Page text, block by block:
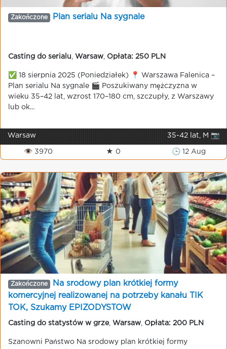
Zakończone Plan serialu Na sygnale
Casting do serialu Warsaw Opłata: 250 PLN
✅ 18 sierpnia 2025 (Poniedziałek) 📍 Warszawa Falenica –
Plan serialu Na sygnale 🎬 Poszukiwany mężczyzna w
wieku 35–42 lat, wzrost 170–180 cm, szczupły, z Warszawy
lub ok...
Warsaw 35-42 lat, M 📷
👁 3970 ★ 0 🕒 12 Aug
Zakończone
Na srodowy plan krótkiej formy
komercyjnej realizowanej na potrzeby kanału TIK
TOK, Szukamy EPIZODYSTOW
Casting do statystów w grze, Warsaw Opłata: 200 PLN
Szanowni Państwo Na srodowy plan krótkiej formy